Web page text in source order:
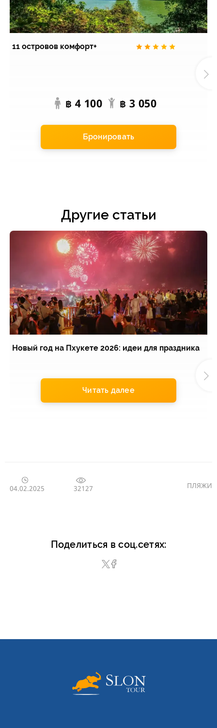
11 островов комфорт+
฿ 4 100 ฿ 3 050
Бронировать
Другие статьи
Новый год на Пхукете 2026: идеи для праздника
Читать далее
04.02.2025 32127 ПЛЯЖИ
Поделиться в соц.сетях: